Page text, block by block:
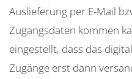
Auslieferung per E-Mail
Zugangsdaten kommen
eingestellt, dass das
Zugänge erst dann